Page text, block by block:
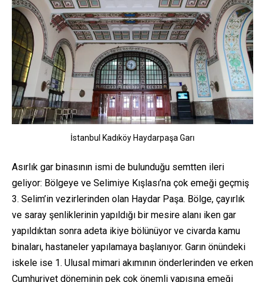
İstanbul Kadıköy Haydarpaşa Garı
Asırlık gar binasının ismi de bulunduğu semtten ileri
geliyor: Bölgeye ve Selimiye Kışlası’na çok emeği geçmiş
3. Selim’in vezirlerinden olan Haydar Paşa. Bölge, çayırlık
ve saray şenliklerinin yapıldığı bir mesire alanı iken gar
yapıldıktan sonra adeta ikiye bölünüyor ve civarda kamu
binaları, hastaneler yapılamaya başlanıyor. Garın önündeki
iskele ise 1. Ulusal mimari akımının önderlerinden ve erken
Cumhuriyet döneminin pek çok önemli yapısına emeği